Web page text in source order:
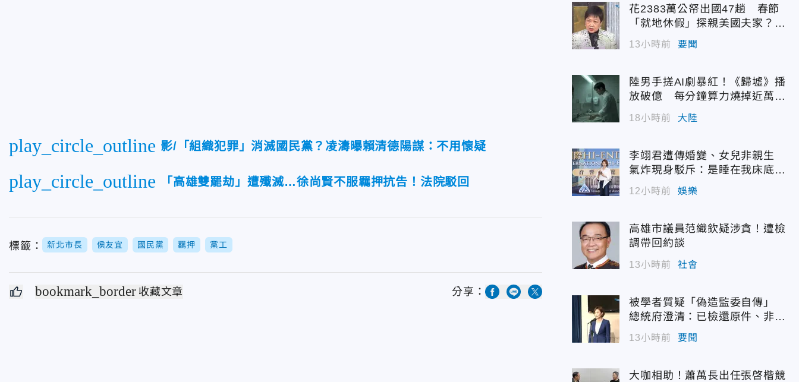
play_circle_outline 影/「組織犯罪」消滅國民黨？凌濤曝賴清德陽謀：不用懷疑
play_circle_outline 「高雄雙罷劫」遭殲滅…徐尚賢不服羈押抗告！法院駁回
標籤： 新北市長 侯友宜 國民黨 羈押 黨工
bookmark_border 收藏文章 分享：
花2383萬公帑出國47趟 春節
「就地休假」探親美國夫家？徐
佳青回應了
13小時前 要聞
陸男手搓AI劇暴紅！《歸墟》播
放破億 每分鐘算力燒掉近萬台
18小時前 大陸
李翊君遭傳婚變、女兒非親生
氣炸現身駁斥：是睡在我床底下
嗎？
12小時前 娛樂
高雄市議員范織欽疑涉貪！遭檢
調帶回約談
13小時前 社會
被學者質疑「偽造監委自傳」
總統府澄清：已檢還原件、非府
方提供
13小時前 要聞
大咖相助！蕭萬長出任張啓楷競